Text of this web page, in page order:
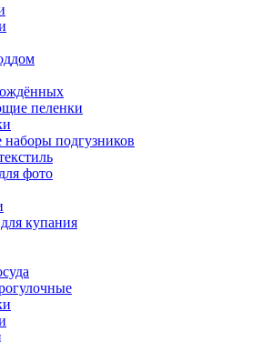
пеленки
наборы подгузников
фото
купания